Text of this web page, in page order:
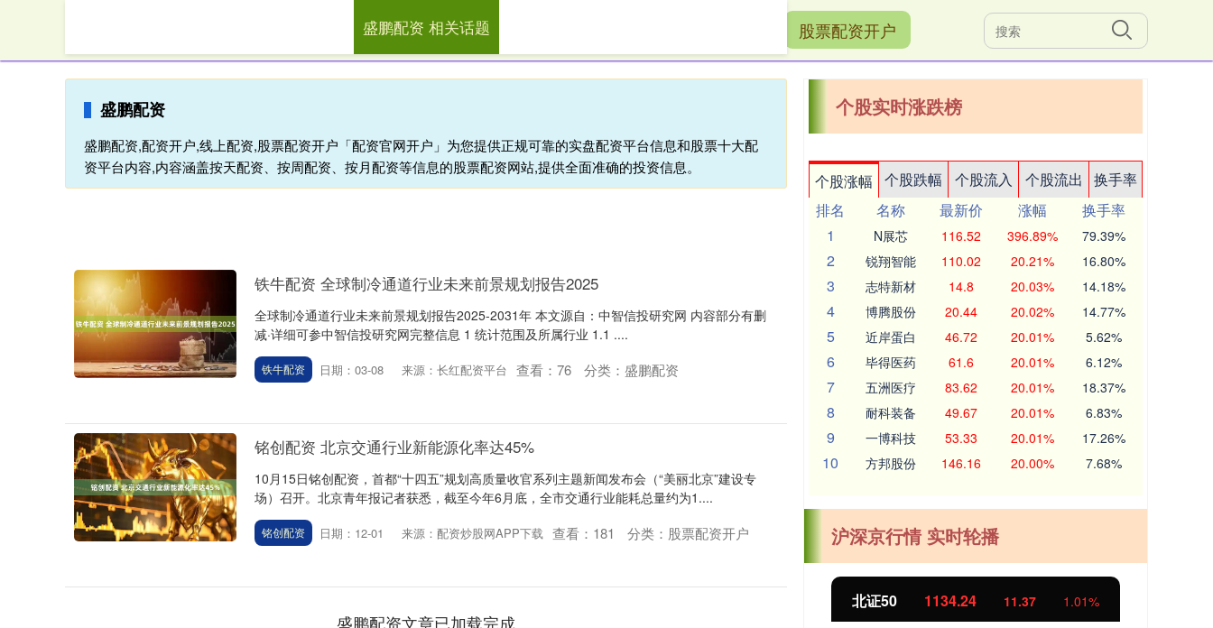
盛鹏配资 股票配资开户
盛鹏配资
盛鹏配资,配资开户,线上配资,股票配资开户「配资官网开户」为您提供正规可靠的实盘配资平台信息和股票十大配
资平台内容,内容涵盖按天配资、按周配资、按月配资等信息的股票配资网站,提供全面准确的投资信息。
盛鹏配资 相关话题
铁牛配资 全球制冷通道行业未来前景规划报告2025
全球制冷通道行业未来前景规划报告2025-2031年 本文源自：中智信投研究网 内容部分有删
减·详细可参中智信投研究网完整信息 1 统计范围及所属行业 1.1 ....
铁牛配资 日期：03-08 来源：长红配资平台 查看： 76 分类： 盛鹏配资
铭创配资 北京交通行业新能源化率达45%
10月15日铭创配资，首都“十四五”规划高质量收官系列主题新闻发布会（“美丽北京”建设专
场）召开。北京青年报记者获悉，截至今年6月底，全市交通行业能耗总量约为1....
铭创配资 日期：12-01 来源：配资炒股网APP下载 查看： 181 分类： 股票配资开户
盛鹏配资文章已加载完成
个股实时涨跌榜
个股涨幅 个股跌幅 个股流入 个股流出
换手率
排名
名称 最新价 涨幅
换手率
1
N展芯 116.52 396.89% 79.39%
2 锐翔智能 110.02 20.21% 16.80%
3 志特新材 14.8 20.03% 14.18%
4 博腾股份 20.44 20.02% 14.77%
5 近岸蛋白 46.72 20.01% 5.62%
6 毕得医药 61.6 20.01% 6.12%
7 五洲医疗 83.62 20.01% 18.37%
8 耐科装备 49.67 20.01% 6.83%
9 一博科技 53.33 20.01% 17.26%
10 方邦股份 146.16 20.00% 7.68%
沪深京行情 实时轮播
创业板指 3563.12 47.56 1.35%